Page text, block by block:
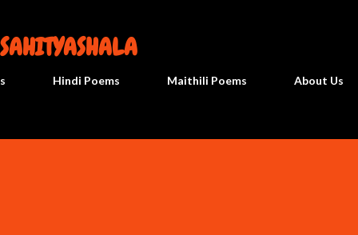
Hindi Poems Maithili Poems
About Us